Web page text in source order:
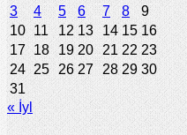
3
4 5 6 7 8
9
10 11 12 13 14 15 16
17 18 19 20 21 22 23
24 25 26 27 28 29 30
31
« İyl